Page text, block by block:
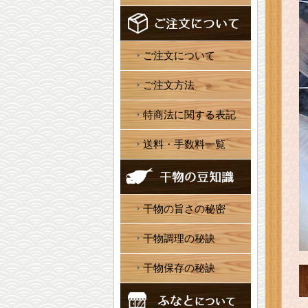
ご注文について
ご注文方法
特商法に関する表記
送料・手数料一覧
干物の旨さの秘密
干物調理の秘訣
干物保存の秘訣